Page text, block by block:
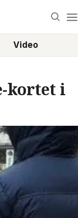
Video
kortet i